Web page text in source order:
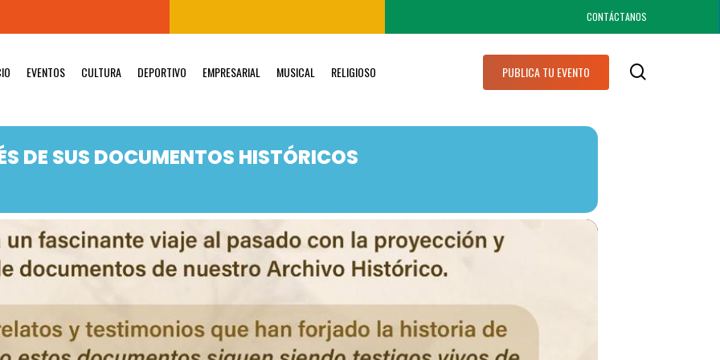
CONTÁCTANOS
EVENTOS CULTURA DEPORTIVO EMPRESARIAL MUSICAL RELIGIOSO PUBLICA TU EVENTO
DE SUS DOCUMENTOS HISTÓRICOS